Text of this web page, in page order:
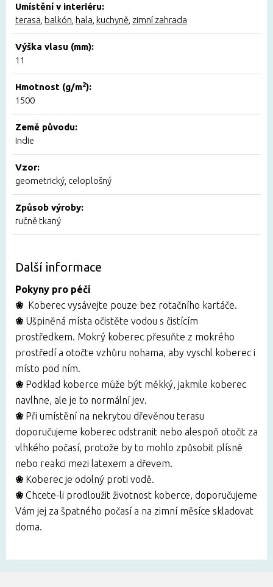
Umístění v interiéru:
terasa balkón hala kuchyně zimní zahrada
Výška vlasu (mm):
11
Hmotnost (g/m2):
1500
Země původu:
Indie
Vzor:
geometrický, celoplošný
Způsob výroby:
ručně tkaný
Další informace
Pokyny pro péči
❀ Koberec vysávejte pouze bez rotačního kartáče.
❀ Ušpiněná místa očistěte vodou s čistícím
prostředkem. Mokrý koberec přesuňte z mokrého
prostředí a otočte vzhůru nohama, aby vyschl koberec i
místo pod ním.
❀ Podklad koberce může být měkký, jakmile koberec
navlhne, ale je to normální jev.
❀ Při umístění na nekrytou dřevěnou terasu
doporučujeme koberec odstranit nebo alespoň otočit za
vlhkého počasí, protože by to mohlo způsobit plísně
nebo reakci mezi latexem a dřevem.
❀ Koberec je odolný proti vodě.
❀Chcete-li prodloužit životnost koberce, doporučujeme
Vám jej za špatného počasí a na zimní měsíce skladovat
doma.